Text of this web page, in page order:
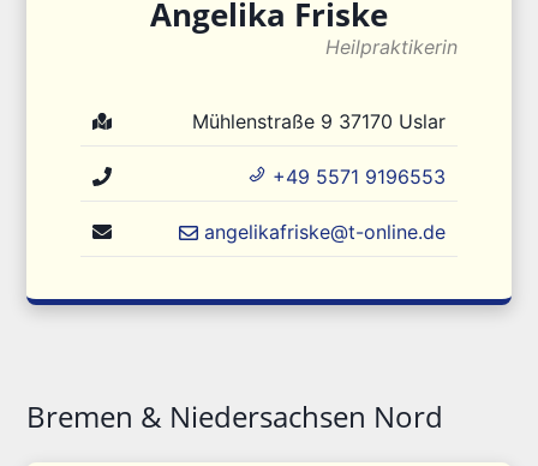
Angelika Friske
Heilpraktikerin
Mühlenstraße 9 37170 Uslar
+49 5571 9196553
angelikafriske@t-online.de
Bremen & Niedersachsen Nord